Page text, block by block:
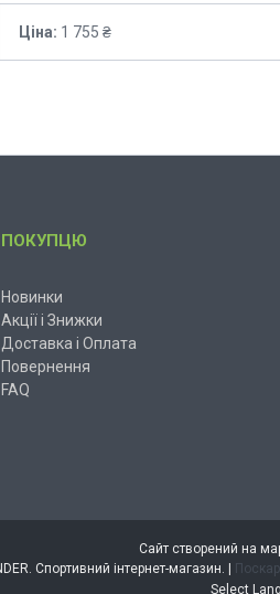
Ціна: 1 755 ₴
ПОКУПЦЮ
Новинки
Акції і Знижки
Доставка і Оплата
Повернення
FAQ
Сайт створений на
Select